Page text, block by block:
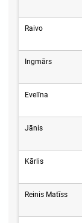
Raivo
Ingmārs
Evelīna
Jānis
Kārlis
Reinis Matīss